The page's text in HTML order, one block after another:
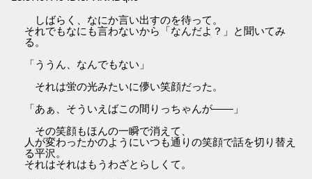
しばらく、なにか言い出すのを待って。
それでもなにも言わないから「なんだよ？」と聞いてみ
る。
「ううん、なんでもない」
それは蛍の光みたいに儚い笑顔だった。
「あぁ、そういえばこの間りっちゃんが――」
その笑顔もほんの一瞬で消えて、
人が変わったかのようにいつも通りの笑顔で話を切り替え
る平沢。
それはそれはもうわざとらしくて。